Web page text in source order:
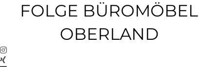
FOLGE BÜROMÖBEL
OBERLAND